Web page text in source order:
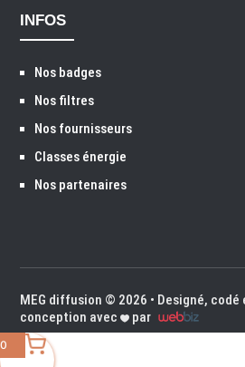
INFOS
Nos badges
Nos filtres
Nos fournisseurs
Classes énergie
Nos partenaires
MEG diffusion © 2026 • Designé,
conception avec
par
0